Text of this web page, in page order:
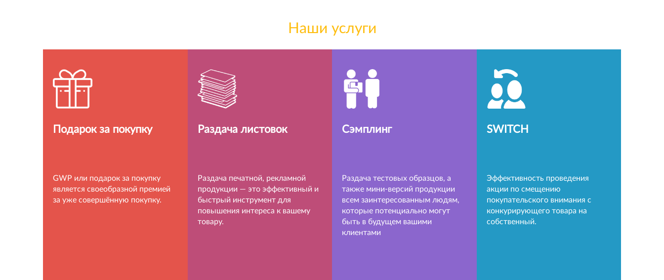
Наши услуги
Подарок за покупку
GWP или подарок за покупку
является своеобразной премией
за уже совершённую покупку.
Раздача листовок
Раздача печатной, рекламной
продукции — это эффективный и
быстрый инструмент для
повышения интереса к вашему
товару.
Сэмплинг
Раздача тестовых образцов, а
также мини-версий продукции
всем заинтересованным людям,
которые потенциально могут
быть в будущем вашими
клиентами
SWITCH
Эффективность проведения
акции по смещению
покупательского внимания с
конкурирующего товара на
собственный.